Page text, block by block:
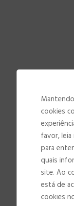
cookies
favor,
para
quais
site. Ao
está de
cookies